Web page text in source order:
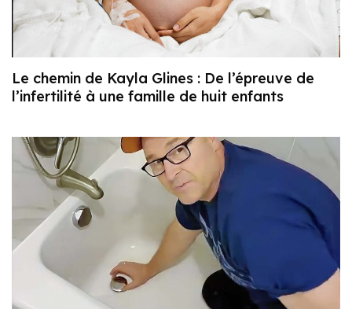
Le chemin de Kayla Glines : De l’épreuve de
l’infertilité à une famille de huit enfants